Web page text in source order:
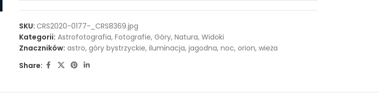
SKU: CRS2020-0177-_CRS8369.jpg
Kategorii: Astrofotografia, Fotografie, Góry, Natura, Widoki
Znaczników: astro, góry bystrzyckie, iluminacja, jagodna, noc, orion, wieża
Share: